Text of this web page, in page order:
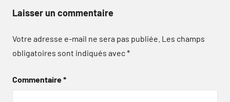
Laisser un commentaire
Votre adresse e-mail ne sera pas publiée. Les champs
obligatoires sont indiqués avec*
Commentaire*